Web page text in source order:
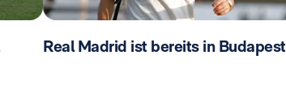
Real Madrid ist bereits in Budapest